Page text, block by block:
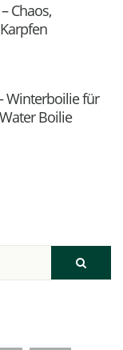
Chaos,
Winterboilie für
Boilie